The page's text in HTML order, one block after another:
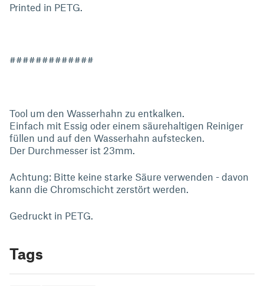
Printed in PETG.
#############
Tool um den Wasserhahn zu entkalken.
Einfach mit Essig oder einem säurehaltigen Reiniger
füllen und auf den Wasserhahn aufstecken.
Der Durchmesser ist 23mm.
Achtung: Bitte keine starke Säure verwenden - davon
kann die Chromschicht zerstört werden.
Gedruckt in PETG.
Tags